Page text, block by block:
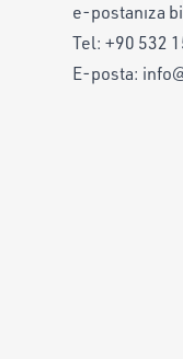
e-postanıza
Tel: +90 532
E-posta: